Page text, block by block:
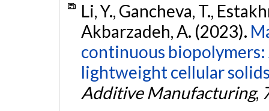
Li, Y., Gancheva, T.,
Akbarzadeh, A. (2023).
continuous
lightweight cellular
Additive Manufacturing,